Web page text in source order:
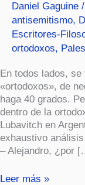
Daniel Gaguine /
antisemitismo,
Escritores-
ortodoxos,
En todos lados,
«ortodoxos», de
haga 40 grados.
dentro de la
Lubavitch en
exhaustivo
– Alejandro, ¿por
Lubavitch
Leer más »